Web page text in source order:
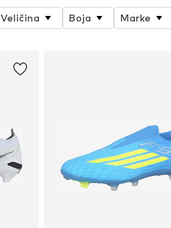
Veličina Boja Marke